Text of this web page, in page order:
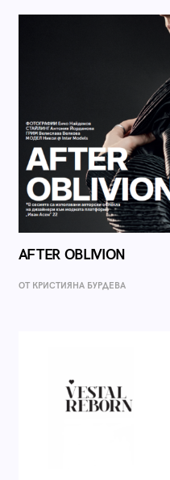
AFTER OBLIVION
ОТ КРИСТИЯНА БУРДЕВА